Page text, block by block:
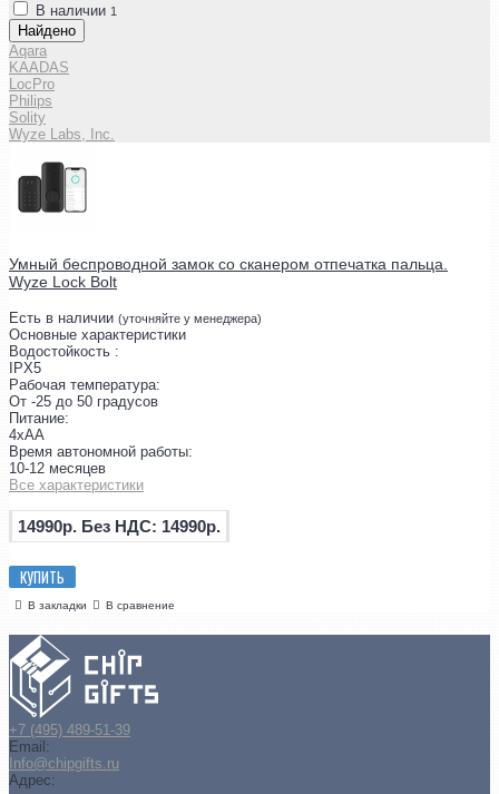
В наличии 1
Найдено
Aqara
KAADAS
LocPro
Philips
Solity
Wyze Labs, Inc.
Умный беспроводной замок со сканером отпечатка пальца.
Wyze Lock Bolt
Есть в наличии (уточняйте у менеджера)
Основные характеристики
Водостойкость :
IPX5
Рабочая температура:
От -25 до 50 градусов
Питание:
4хАА
Время автономной работы:
10-12 месяцев
Все характеристики
14990р. Без НДС: 14990р.
КУПИТЬ
В закладки В сравнение
+7 (495) 489-51-39
Email:
Info@chipgifts.ru
Адрес: